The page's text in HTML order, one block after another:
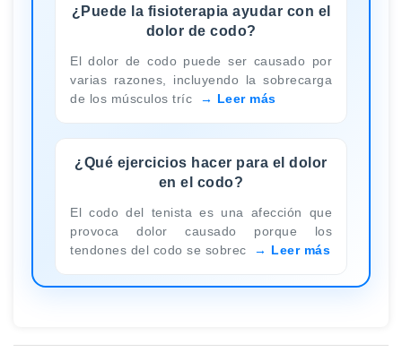
¿Puede la fisioterapia ayudar con el
dolor de codo?
El dolor de codo puede ser causado por
varias razones, incluyendo la sobrecarga
de los músculos tríc
Leer más
¿Qué ejercicios hacer para el dolor
en el codo?
El codo del tenista es una afección que
provoca dolor causado porque los
tendones del codo se sobrec
Leer más